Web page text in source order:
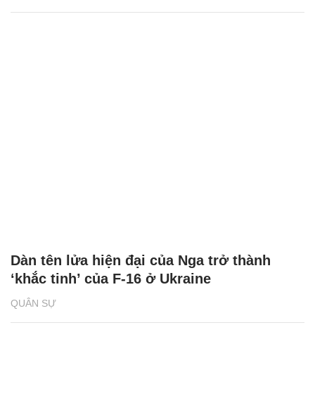
QUÂN SỰ
Dàn tên lửa hiện đại của Nga trở thành
‘khắc tinh’ của F-16 ở Ukraine